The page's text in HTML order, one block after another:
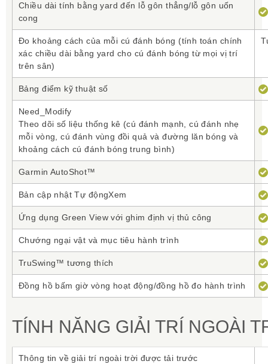
Chiều dài tính bằng yard đến lỗ gôn thẳng/lỗ gôn uốn
cong
Đo khoảng cách của mỗi cú đánh bóng (tính toán chính
xác chiều dài bằng yard cho cú đánh bóng từ mọi vị trí
trên sân)
Bảng điểm kỹ thuật số
Need_Modify
Theo dõi số liệu thống kê (cú đánh mạnh, cú đánh nhẹ
mỗi vòng, cú đánh vùng đồi quả và đường lăn bóng và
khoảng cách cú đánh bóng trung bình)
Garmin AutoShot™
Bản cập nhật Tự độngXem
Ứng dụng Green View với ghim định vị thủ công
Chướng ngại vật và mục tiêu hành trình
TruSwing™ tương thích
Đồng hồ bấm giờ vòng hoạt động/đồng hồ đo hành trình
TÍNH NĂNG GIẢI TRÍ NGOÀI
Thông tin về giải trí ngoài trời được tải trước